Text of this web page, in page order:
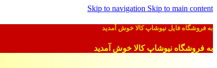
Skip to navigation Skip to main content
به فروشگاه فایل نیوشاپ کالا خوش آمدید
به فروشگاه نیوشاپ کالا خوش آمدید